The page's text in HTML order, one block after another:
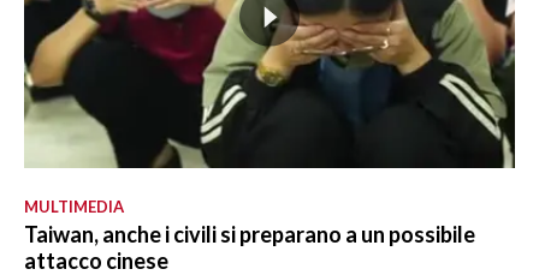
MULTIMEDIA
Taiwan, anche i civili si preparano a un possibile
attacco cinese